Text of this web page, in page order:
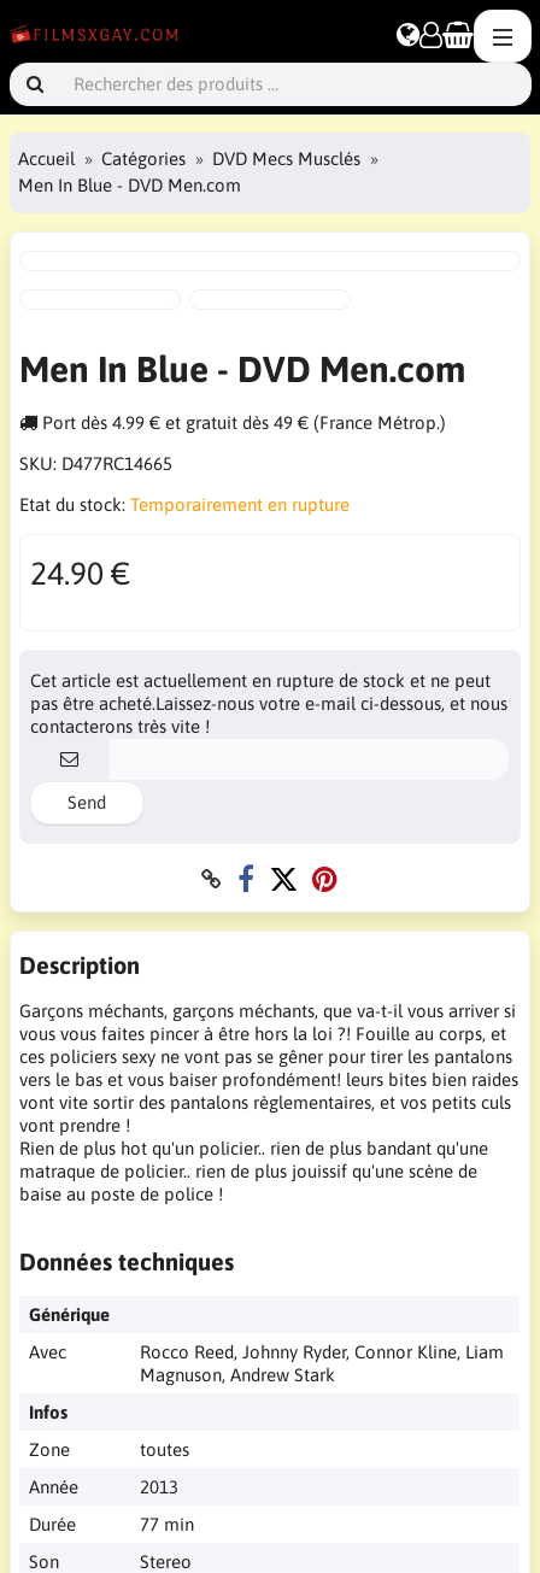
Accueil Catégories
DVD Mecs Musclés
Men In Blue - DVD Men.com
Men In Blue - DVD Men.com
Port dès 4.99 € et gratuit dès 49 € (France Métrop.)
SKU: D477RC14665
Etat du stock: Temporairement en rupture
24.90 €
Cet article est actuellement en rupture de stock et ne peut
pas être acheté.Laissez-nous votre e-mail ci-dessous, et nous
contacterons très vite !
Send
Description
Garçons méchants, garçons méchants, que va-t-il vous arriver si
vous vous faites pincer à être hors la loi ?! Fouille au corps, et
ces policiers sexy ne vont pas se gêner pour tirer les pantalons
vers le bas et vous baiser profondément! leurs bites bien raides
vont vite sortir des pantalons règlementaires, et vos petits culs
vont prendre !
Rien de plus hot qu'un policier.. rien de plus bandant qu'une
matraque de policier.. rien de plus jouissif qu'une scène de
baise au poste de police !
Données techniques
Générique
Avec
Rocco Reed, Johnny Ryder, Connor Kline, Liam
Magnuson, Andrew Stark
Infos
Zone
toutes
Année
2013
Durée
77 min
Son
Stereo